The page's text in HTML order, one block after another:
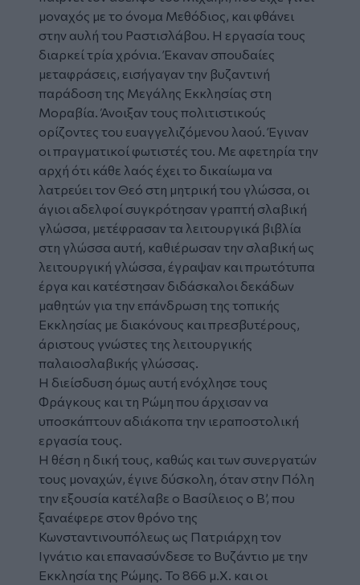
μοναχός με το όνομα Μεθόδιος, και φθάνει
στην αυλή του Ραστισλάβου. Η εργασία τους
διαρκεί τρία χρόνια. Έκαναν σπουδαίες
μεταφράσεις, εισήγαγαν την βυζαντινή
παράδοση της Μεγάλης Εκκλησίας στη
Μοραβία. Άνοιξαν τους πολιτιστικούς
ορίζοντες του ευαγγελιζόμενου λαού. Έγιναν
οι πραγματικοί φωτιστές του. Με αφετηρία την
αρχή ότι κάθε λαός έχει το δικαίωμα να
λατρεύει τον Θεό στη μητρική του γλώσσα, οι
άγιοι αδελφοί συγκρότησαν γραπτή σλαβική
γλώσσα, μετέφρασαν τα λειτουργικά βιβλία
στη γλώσσα αυτή, καθιέρωσαν την σλαβική ως
λειτουργική γλώσσα, έγραψαν και πρωτότυπα
έργα και κατέστησαν διδάσκαλοι δεκάδων
μαθητών για την επάνδρωση της τοπικής
Εκκλησίας με διακόνους και πρεσβυτέρους,
άριστους γνώστες της λειτουργικής
παλαιοσλαβικής γλώσσας.
Η διείσδυση όμως αυτή ενόχλησε τους
Φράγκους και τη Ρώμη που άρχισαν να
υποσκάπτουν αδιάκοπα την ιεραποστολική
εργασία τους.
Η θέση η δική τους, καθώς και των συνεργατών
τους μοναχών, έγινε δύσκολη, όταν στην Πόλη
την εξουσία κατέλαβε ο Βασίλειος ο Β’, που
ξαναέφερε στον θρόνο της
Κωνσταντινουπόλεως ως Πατριάρχη τον
Ιγνάτιο και επανασύνδεσε το Βυζάντιο με την
Εκκλησία της Ρώμης. Το 866 μ.Χ. και οι